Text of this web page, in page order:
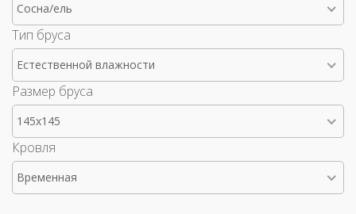
Сосна/ель
Тип бруса
Естественной влажности
Размер бруса
145x145
Кровля
Временная